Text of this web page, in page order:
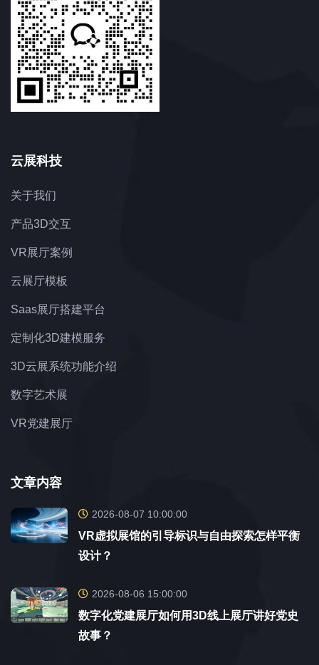
云展科技
关于我们
产品3D交互
VR展厅案例
云展厅模板
Saas展厅搭建平台
定制化3D建模服务
3D云展系统功能介绍
数字艺术展
VR党建展厅
文章内容
2026-08-07 10:00:00
VR虚拟展馆的引导标识与自由探索怎样平衡
设计？
2026-08-06 15:00:00
数字化党建展厅如何用3D线上展厅讲好党史
故事？